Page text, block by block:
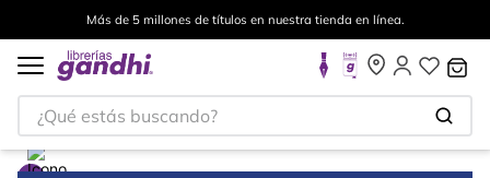
Más de 5 millones de títulos en nuestra tienda en línea.
¿Qué estás buscando?